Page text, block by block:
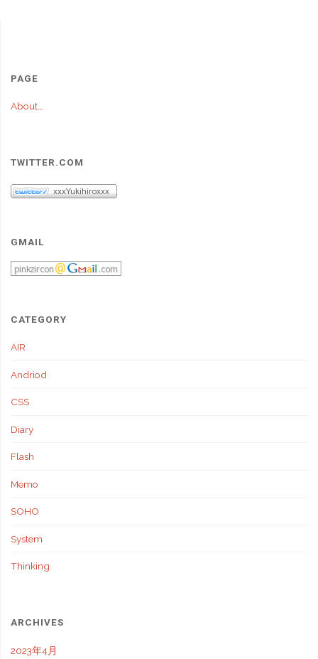
PAGE
About…
TWITTER.COM
GMAIL
CATEGORY
AIR
Andriod
CSS
Diary
Flash
Memo
SOHO
System
Thinking
ARCHIVES
2023年4月